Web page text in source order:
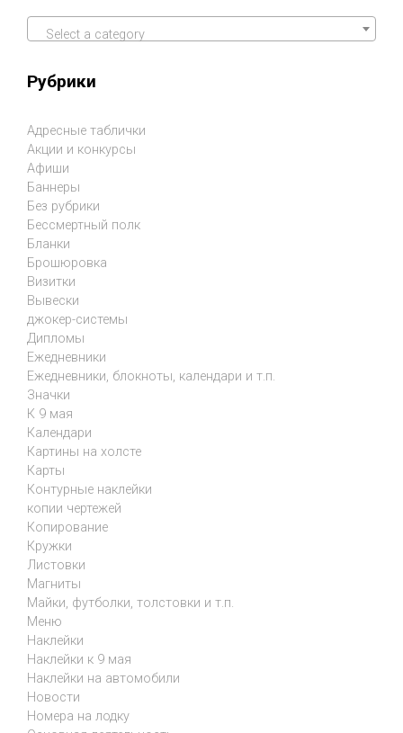
Select a category
Рубрики
Адресные таблички
Акции и конкурсы
Афиши
Баннеры
Без рубрики
Бессмертный полк
Бланки
Брошюровка
Визитки
Вывески
джокер-системы
Дипломы
Ежедневники
Ежедневники, блокноты, календари и т.п.
Значки
К 9 мая
Календари
Картины на холсте
Карты
Контурные наклейки
копии чертежей
Копирование
Кружки
Листовки
Магниты
Майки, футболки, толстовки и т.п.
Меню
Наклейки
Наклейки к 9 мая
Наклейки на автомобили
Новости
Номера на лодку